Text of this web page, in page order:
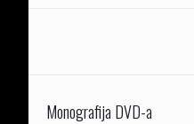
2016. godina
Monografija DVD-a